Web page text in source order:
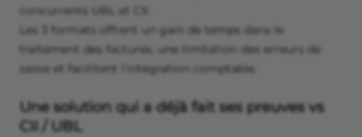
concurrents UBL et CII.
Les 3 formats offrent un gain de temps dans le
traitement des factures, une limitation des erreurs de
saisie et facilitent l'intégration comptable.
Une solution qui a déjà fait ses preuves vs
CII / UBL